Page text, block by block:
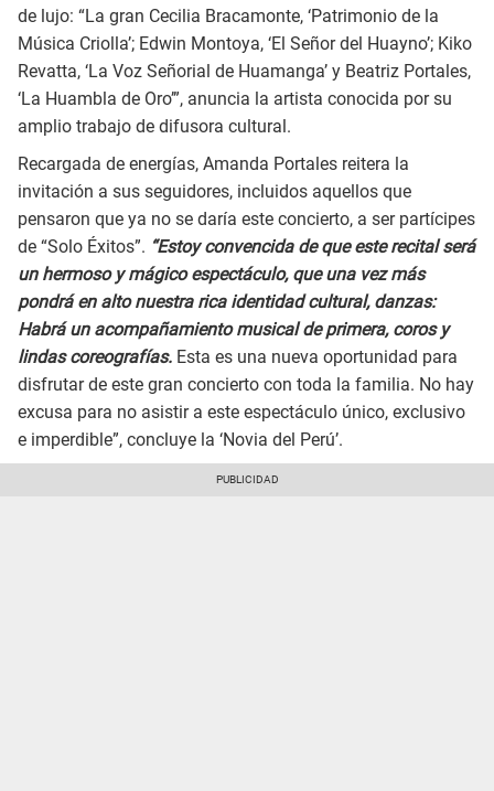
de lujo: “La gran Cecilia Bracamonte, ‘Patrimonio de la
Música Criolla’; Edwin Montoya, ‘El Señor del Huayno’; Kiko
Revatta, ‘La Voz Señorial de Huamanga’ y Beatriz Portales,
‘La Huambla de Oro’”, anuncia la artista conocida por su
amplio trabajo de difusora cultural.
Recargada de energías, Amanda Portales reitera la
invitación a sus seguidores, incluidos aquellos que
pensaron que ya no se daría este concierto, a ser partícipes
de “Solo Éxitos”. “Estoy convencida de que este recital será
un hermoso y mágico espectáculo, que una vez más
pondrá en alto nuestra rica identidad cultural, danzas:
Habrá un acompañamiento musical de primera, coros y
lindas coreografías. Esta es una nueva oportunidad para
disfrutar de este gran concierto con toda la familia. No hay
excusa para no asistir a este espectáculo único, exclusivo
e imperdible”, concluye la ‘Novia del Perú’.